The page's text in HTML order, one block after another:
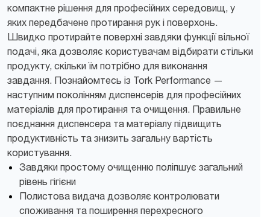
компактне рішення для професійних середовищ, у
яких передбачене протирання рук і поверхонь.
Швидко протирайте поверхні завдяки функції вільної
подачі, яка дозволяє користувачам відбирати стільки
продукту, скільки їм потрібно для виконання
завдання. Познайомтесь із Tork Performance —
наступним поколінням диспенсерів для професійних
матеріалів для протирання та очищення. Правильне
поєднання диспенсера та матеріалу підвищить
продуктивність та знизить загальну вартість
користування.
Завдяки простому очищенню поліпшує загальний
рівень гігієни
Полистова видача дозволяє контролювати
споживання та поширення перехресного